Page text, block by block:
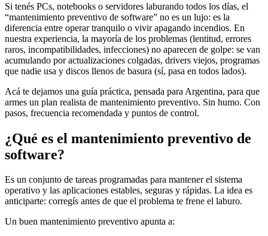
Si tenés PCs, notebooks o servidores laburando todos los días, el
“mantenimiento preventivo de software” no es un lujo: es la
diferencia entre operar tranquilo o vivir apagando incendios. En
nuestra experiencia, la mayoría de los problemas (lentitud, errores
raros, incompatibilidades, infecciones) no aparecen de golpe: se van
acumulando por actualizaciones colgadas, drivers viejos, programas
que nadie usa y discos llenos de basura (sí, pasa en todos lados).
Acá te dejamos una guía práctica, pensada para Argentina, para que
armes un plan realista de mantenimiento preventivo. Sin humo. Con
pasos, frecuencia recomendada y puntos de control.
¿Qué es el mantenimiento preventivo de
software?
Es un conjunto de tareas programadas para mantener el sistema
operativo y las aplicaciones estables, seguras y rápidas. La idea es
anticiparte: corregís antes de que el problema te frene el laburo.
Un buen mantenimiento preventivo apunta a: